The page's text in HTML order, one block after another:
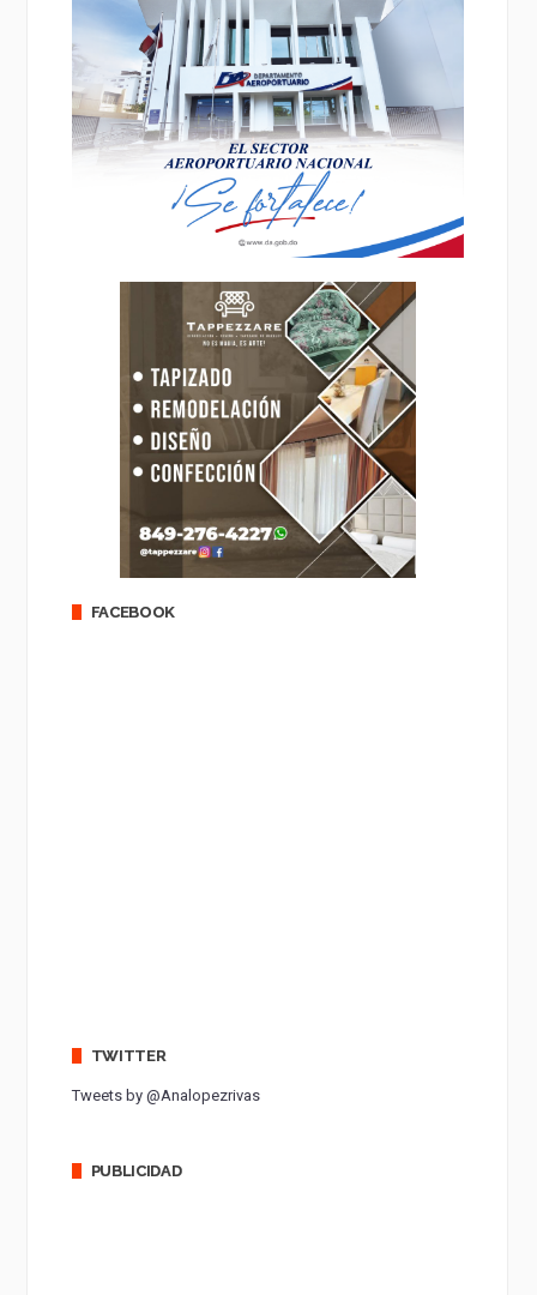
FACEBOOK
TWITTER
Tweets by @Analopezrivas
PUBLICIDAD